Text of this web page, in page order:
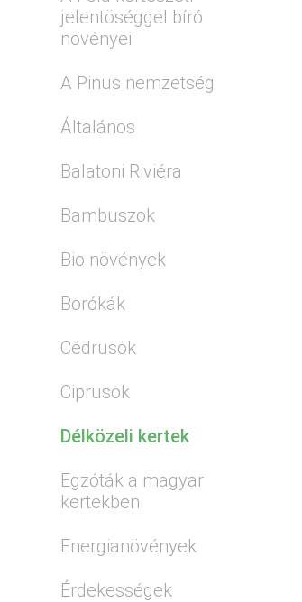
jelentöséggel bíró
növényei
A Pinus nemzetség
Általános
Balatoni Riviéra
Bambuszok
Bio növények
Borókák
Cédrusok
Ciprusok
Délközeli kertek
Egzóták a magyar
kertekben
Energianövények
Érdekességek